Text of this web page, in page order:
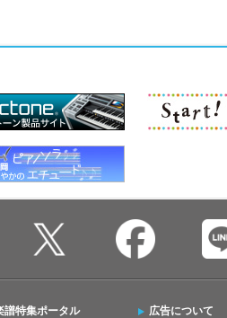
譜特集ポータル
広告について